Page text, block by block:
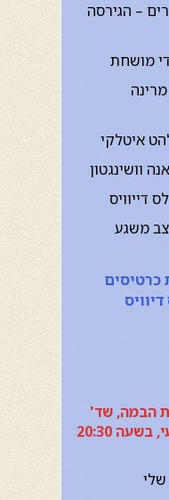
– הגירסה
מרינה
כרטיסים
הבמה, שד'